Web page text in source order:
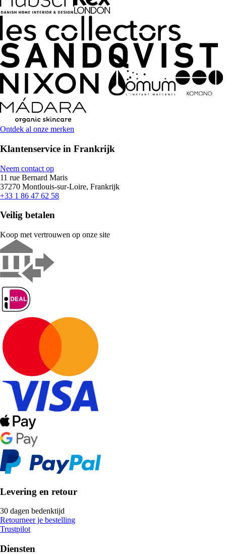
Ontdek al onze merken
Klantenservice in Frankrijk
Neem contact op
11 rue Bernard Maris
37270 Montlouis-sur-Loire, Frankrijk
+33 1 86 47 62 58
Veilig betalen
Koop met vertrouwen op onze site
Levering en retour
30 dagen bedenktijd
Retourneer je bestelling
Trustpilot
Diensten